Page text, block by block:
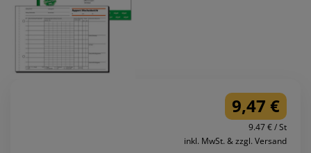
9,47 €
9.47 € / St
inkl. MwSt. & zzgl. Versand